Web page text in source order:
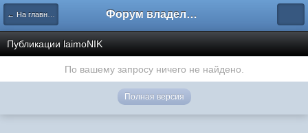
← На главную Форум владельцев интернет-магазинов
Публикации laimoNIK
По вашему запросу ничего не найдено.
Полная версия